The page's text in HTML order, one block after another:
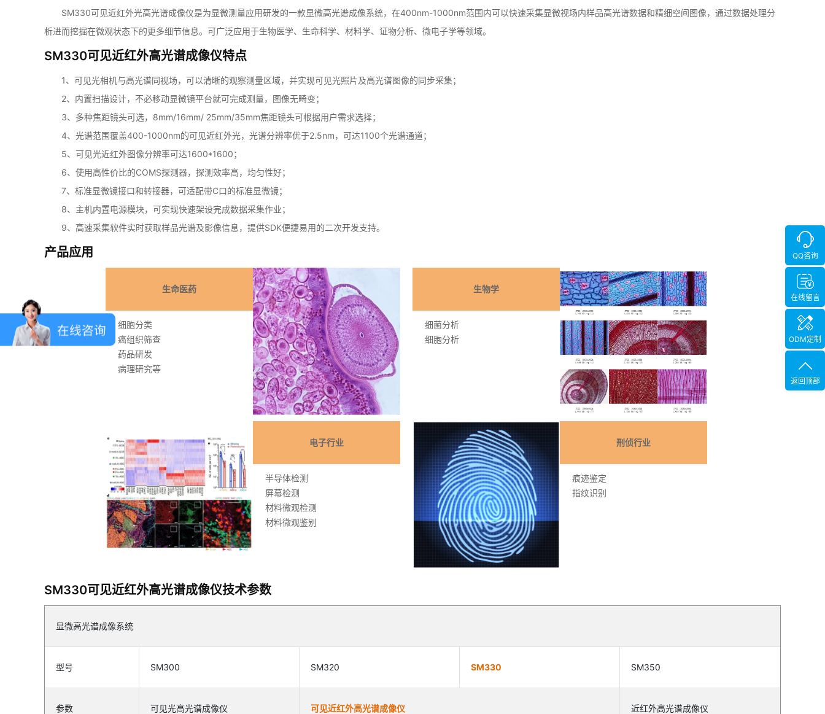
SM330可见近红外光高光谱成像仪是为显微测量应用研发的一款显微高光谱成像系统，在400nm-1000nm范围内可以快速采集显微视场内样品高光谱数据和精细空间图像，通过数据处理分
析进而挖掘在微观状态下的更多细节信息。可广泛应用于生物医学、生命科学、材料学、证物分析、微电子学等领域。
SM330可见近红外高光谱成像仪特点
1、可见光相机与高光谱同视场，可以清晰的观察测量区域，并实现可见光照片及高光谱图像的同步采集；
2、内置扫描设计，不必移动显微镜平台就可完成测量，图像无畸变；
3、多种焦距镜头可选，8mm/16mm/ 25mm/35mm焦距镜头可根据用户需求选择；
4、光谱范围覆盖400-1000nm的可见近红外光，光谱分辨率优于2.5nm，可达1100个光谱通道；
5、可见光近红外图像分辨率可达1600*1600；
6、使用高性价比的COMS探测器，探测效率高，均匀性好；
7、标准显微镜接口和转接器，可适配带C口的标准显微镜；
8、主机内置电源模块，可实现快速架设完成数据采集作业；
9、高速采集软件实时获取样品光谱及影像信息，提供SDK便捷易用的二次开发支持。
产品应用
生命医药
细胞分类
癌组织筛查
药品研发
病理研究等
生物学
细菌分析
细胞分析
电子行业
半导体检测
屏幕检测
材料微观检测
材料微观鉴别
刑侦行业
痕迹鉴定
指纹识别
SM330可见近红外高光谱成像仪技术参数
显微高光谱成像系统
型号 SM300 SM320 SM330 SM350
参数 可见光高光谱成像仪 可见近红外高光谱成像仪 近红外高光谱成像仪
QQ咨询
在线留言
ODM定制
返回顶部
在线咨询